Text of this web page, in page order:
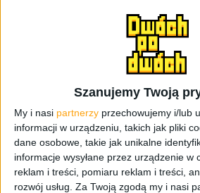
Szanujemy Twoją
My i nasi partnerzy przechowujemy i/lub
informacji w urządzeniu, takich jak pliki
dane osobowe, takie jak unikalne
informacje wysyłane przez urządzenie w
reklam i treści, pomiaru reklam i treści,
rozwój usług. Za Twoją zgodą my i nasi
Heroes 3 na tablecie
Heroes 3 na